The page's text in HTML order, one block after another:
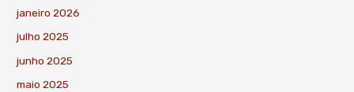
janeiro 2026
julho 2025
junho 2025
maio 2025